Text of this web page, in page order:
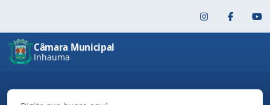
Câmara Municipal
Inhauma